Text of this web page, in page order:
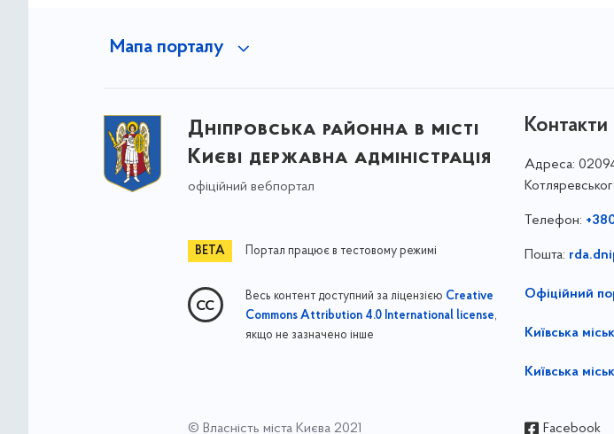
Мапа порталу
Дніпровська районна в місті
Києві державна адміністрація
офіційний вебпортал
Портал працює в тестовому режимі
Весь контент доступний за ліцензією Creative
Commons Attribution 4.0 International license,
якщо не зазначено інше
Контакти
Адреса:
Телефон:
Пошта:
Офіційний
Київська
Київська
© Власність міста Києва 2021 Facebook